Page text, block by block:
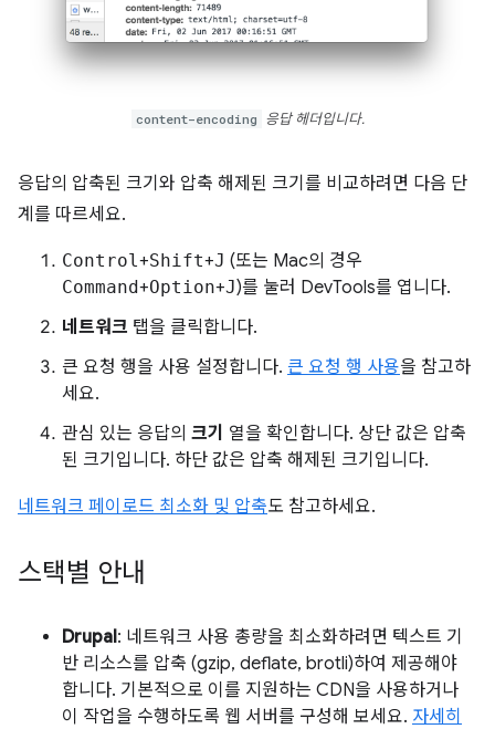
content-encoding 응답 헤더입니다.
응답의 압축된 크기와 압축 해제된 크기를 비교하려면 다음 단
계를 따르세요.
Control+Shift+J (또는 Mac의 경우
Command+Option+J)를 눌러 DevTools를 엽니다.
네트워크 탭을 클릭합니다.
큰 요청 행을 사용 설정합니다. 큰 요청 행 사용을 참고하
세요.
관심 있는 응답의 크기 열을 확인합니다. 상단 값은 압축
된 크기입니다. 하단 값은 압축 해제된 크기입니다.
네트워크 페이로드 최소화 및 압축도 참고하세요.
스택별 안내
Drupal: 네트워크 사용 총량을 최소화하려면 텍스트 기
반 리소스를 압축 (gzip, deflate, brotli)하여 제공해야
합니다. 기본적으로 이를 지원하는 CDN을 사용하거나
이 작업을 수행하도록 웹 서버를 구성해 보세요. 자세히